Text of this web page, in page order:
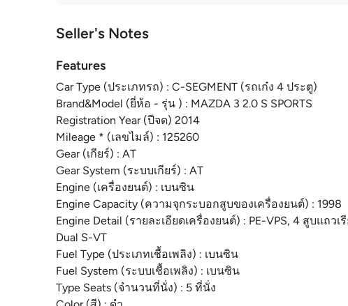
Seller's Notes
Features
Car Type (ประเภทรถ) : C-SEGMENT (รถเก๋ง 4 ประตู)
Brand&Model (ยี่ห้อ - รุ่น ) : MAZDA 3 2.0 S SPORTS
Registration Year (ปีจด) 2014
Mileage * (เลขไมล์) : 125260
Gear (เกียร์) : AT
Gear System (ระบบเกียร์) : AT
Engine (เครื่องยนต์) : เบนซิน
Engine Capacity (ความจุกระบอกสูบของเครื่องยนต์) : 1998
Engine Detail (รายละเอียดเครื่องยนต์) : PE-VPS, 4 สูบแถว
Dual S-VT
Fuel Type (ประเภทเชื้อเพลิง) : เบนซิน
Fuel System (ระบบเชื้อเพลิง) : เบนซิน
Type Seats (จำนวนที่นั่ง) : 5 ที่นั่ง